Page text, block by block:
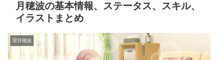
月穂波の基本情報、ステータス、スキル、
イラストまとめ
望月穂波